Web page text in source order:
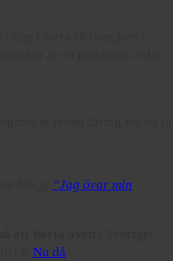
“Jag övar min
Nu då